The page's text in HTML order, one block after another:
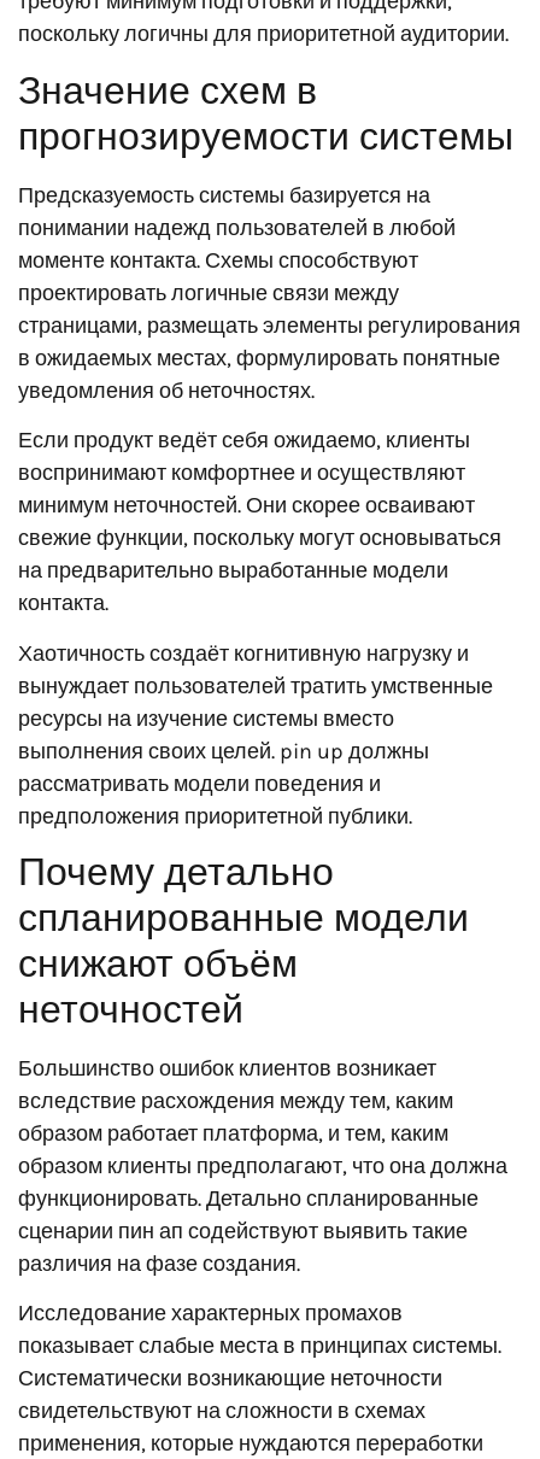
поскольку логичны для приоритетной аудитории.
Значение схем в
прогнозируемости системы
Предсказуемость системы базируется на
понимании надежд пользователей в любой
моменте контакта. Схемы способствуют
проектировать логичные связи между
страницами, размещать элементы регулирования
в ожидаемых местах, формулировать понятные
уведомления об неточностях.
Если продукт ведёт себя ожидаемо, клиенты
воспринимают комфортнее и осуществляют
минимум неточностей. Они скорее осваивают
свежие функции, поскольку могут основываться
на предварительно выработанные модели
контакта.
Хаотичность создаёт когнитивную нагрузку и
вынуждает пользователей тратить умственные
ресурсы на изучение системы вместо
выполнения своих целей. pin up должны
рассматривать модели поведения и
предположения приоритетной публики.
Почему детально
спланированные модели
снижают объём
неточностей
Большинство ошибок клиентов возникает
вследствие расхождения между тем, каким
образом работает платформа, и тем, каким
образом клиенты предполагают, что она должна
функционировать. Детально спланированные
сценарии пин ап содействуют выявить такие
различия на фазе создания.
Исследование характерных промахов
показывает слабые места в принципах системы.
Систематически возникающие неточности
свидетельствуют на сложности в схемах
применения, которые нуждаются переработки